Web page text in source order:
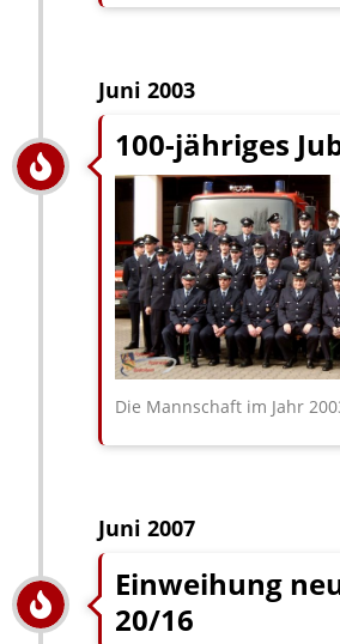
Juni 2003
100-jähriges
Die Mannschaft im Jahr
Juni 2007
Einweihung
20/16